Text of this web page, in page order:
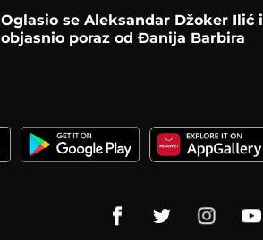
Oglasio se Aleksandar Džoker Ilić i
objasnio poraz od Đanija Barbira